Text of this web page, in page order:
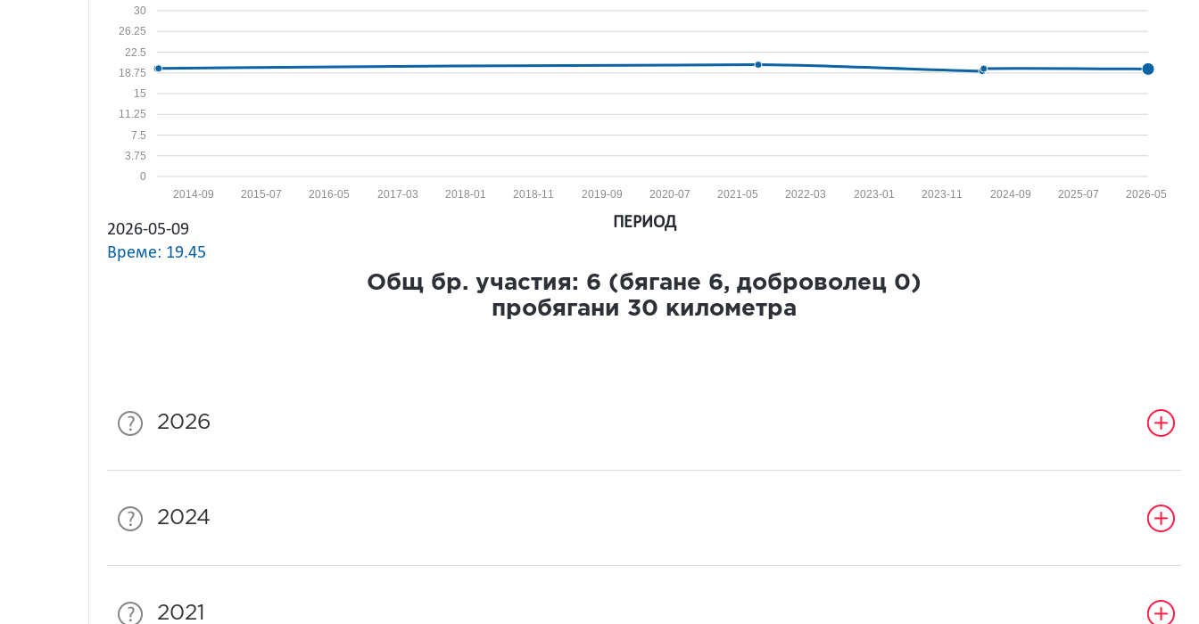
0
3.75
7.5
11.25
15
18.75
22.5
26.25
30
2026-05
2025-07
2024-09
2023-11
2023-01
2022-03
2021-05
2020-07
2019-09
2018-11
2018-01
2017-03
2016-05
2015-07
2014-09
2026-05-09
Време: 19.45
ПЕРИОД
Общ бр. участия: 6 (бягане 6, доброволец 0)
пробягани 30 километра
2026
2024
2021